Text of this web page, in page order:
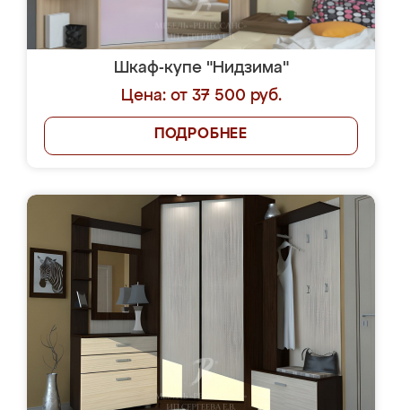
Шкаф-купе "Нидзима"
Цена: от 37 500 руб.
ПОДРОБНЕЕ